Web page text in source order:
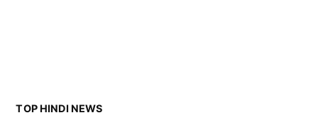
TOP HINDI NEWS